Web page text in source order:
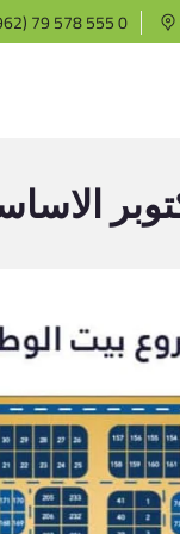
79 578 555 0